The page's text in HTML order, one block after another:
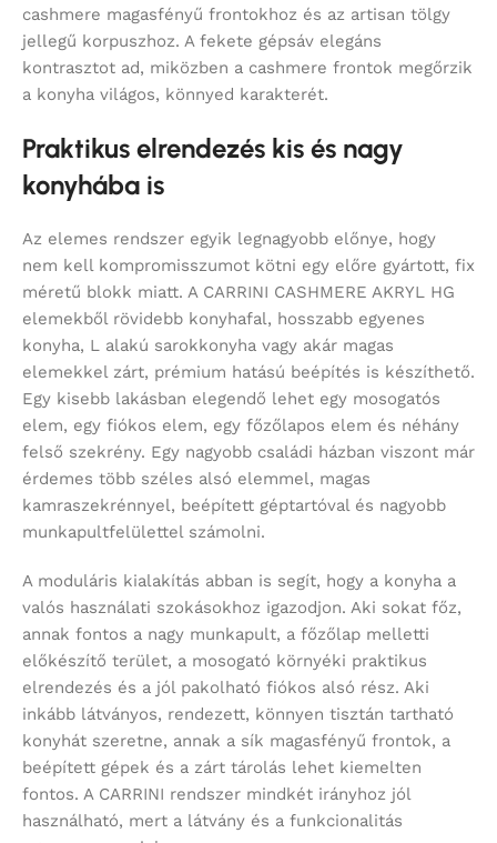
cashmere magasfényű frontokhoz és az artisan tölgy
jellegű korpuszhoz. A fekete gépsáv elegáns
kontrasztot ad, miközben a cashmere frontok megőrzik
a konyha világos, könnyed karakterét.
Praktikus elrendezés kis és nagy
konyhába is
Az elemes rendszer egyik legnagyobb előnye, hogy
nem kell kompromisszumot kötni egy előre gyártott, fix
méretű blokk miatt. A CARRINI CASHMERE AKRYL HG
elemekből rövidebb konyhafal, hosszabb egyenes
konyha, L alakú sarokkonyha vagy akár magas
elemekkel zárt, prémium hatású beépítés is készíthető.
Egy kisebb lakásban elegendő lehet egy mosogatós
elem, egy fiókos elem, egy főzőlapos elem és néhány
felső szekrény. Egy nagyobb családi házban viszont már
érdemes több széles alsó elemmel, magas
kamraszekrénnyel, beépített géptartóval és nagyobb
munkapultfelülettel számolni.
A moduláris kialakítás abban is segít, hogy a konyha a
valós használati szokásokhoz igazodjon. Aki sokat főz,
annak fontos a nagy munkapult, a főzőlap melletti
előkészítő terület, a mosogató környéki praktikus
elrendezés és a jól pakolható fiókos alsó rész. Aki
inkább látványos, rendezett, könnyen tisztán tartható
konyhát szeretne, annak a sík magasfényű frontok, a
beépített gépek és a zárt tárolás lehet kiemelten
fontos. A CARRINI rendszer mindkét irányhoz jól
használható, mert a látvány és a funkcionalitás